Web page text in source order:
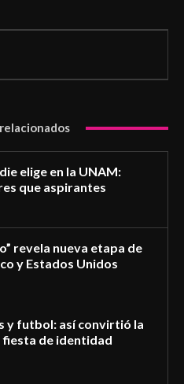
elige en la UNAM:
que aspirantes
revela nueva etapa de
y Estados Unidos
y futbol: así convirtió la
fiesta de identidad